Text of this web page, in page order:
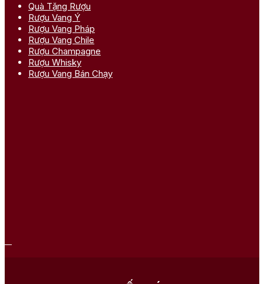
Quà Tặng Rượu
Rượu Vang Ý
Rượu Vang Pháp
Rượu Vang Chile
Rượu Champagne
Rượu Whisky
Rượu Vang Bán Chạy